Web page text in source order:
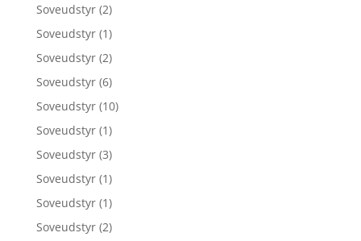
Soveudstyr (2)
Soveudstyr (1)
Soveudstyr (2)
Soveudstyr (6)
Soveudstyr (10)
Soveudstyr (1)
Soveudstyr (3)
Soveudstyr (1)
Soveudstyr (1)
Soveudstyr (2)